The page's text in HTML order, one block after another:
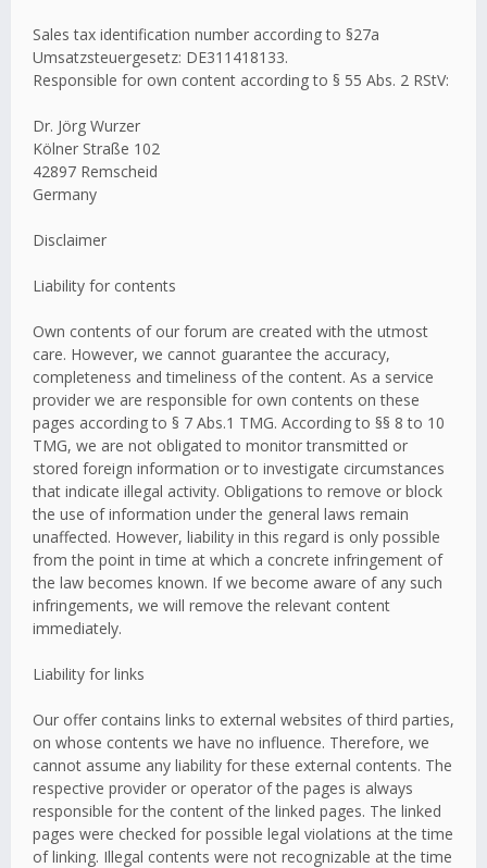
Sales tax identification number according to §27a
Umsatzsteuergesetz: DE311418133.
Responsible for own content according to § 55 Abs. 2 RStV:
Dr. Jörg Wurzer
Kölner Straße 102
42897 Remscheid
Germany
Disclaimer
Liability for contents
Own contents of our forum are created with the utmost
care. However, we cannot guarantee the accuracy,
completeness and timeliness of the content. As a service
provider we are responsible for own contents on these
pages according to § 7 Abs.1 TMG. According to §§ 8 to 10
TMG, we are not obligated to monitor transmitted or
stored foreign information or to investigate circumstances
that indicate illegal activity. Obligations to remove or block
the use of information under the general laws remain
unaffected. However, liability in this regard is only possible
from the point in time at which a concrete infringement of
the law becomes known. If we become aware of any such
infringements, we will remove the relevant content
immediately.
Liability for links
Our offer contains links to external websites of third parties,
on whose contents we have no influence. Therefore, we
cannot assume any liability for these external contents. The
respective provider or operator of the pages is always
responsible for the content of the linked pages. The linked
pages were checked for possible legal violations at the time
of linking. Illegal contents were not recognizable at the time